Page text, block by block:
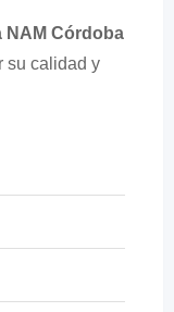
NAM Córdoba
su calidad y